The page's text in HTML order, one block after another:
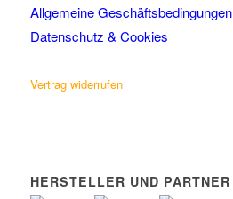
Allgemeine Geschäftsbedingungen
Datenschutz & Cookies
Vertrag widerrufen
HERSTELLER UND PARTNER